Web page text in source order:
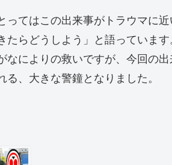
ってはこの出来事がトラウマに
たらどうしよう」と語っていま
によりの救いですが、今回の
、大きな警鐘となりました。